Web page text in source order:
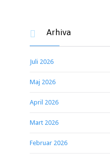
 Arhiva
Juli 2026
Maj 2026
April 2026
Mart 2026
Februar 2026